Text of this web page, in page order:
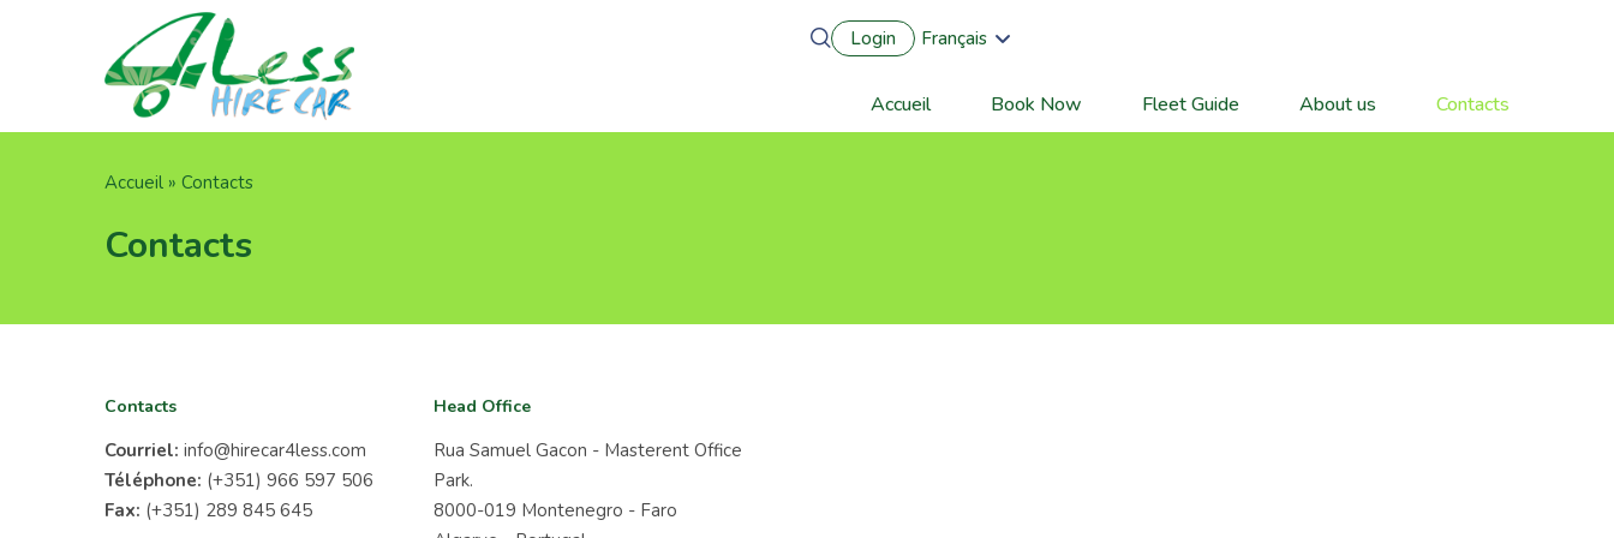
Login
Français
Español
Deutsch
navigation
Accueil Book Now Fleet Guide About us Contacts
Fil
Accueil Contacts
Contacts
Contacts
Courriel: info@hirecar4less.com
Téléphone: (+351) 966 597 506
Fax: (+351) 289 845 645
Head Office
Rua Samuel Gacon - Masterent Office
Park.
8000-019 Montenegro - Faro